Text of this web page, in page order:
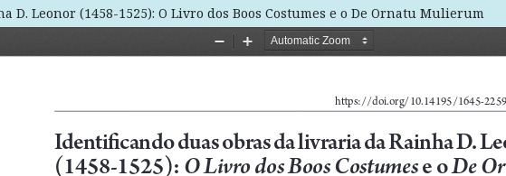
Leonor (1458-1525): O Livro dos Boos Costumes e o De Ornatu Mulierum